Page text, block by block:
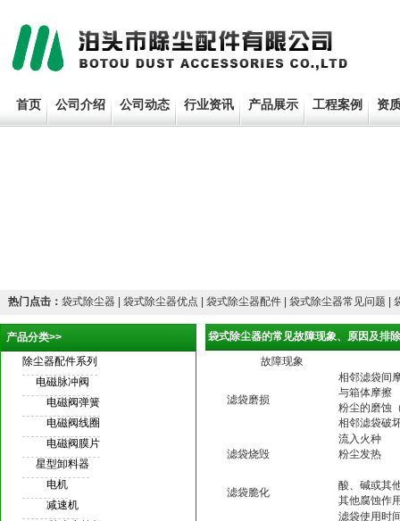
首页 公司介绍 公司动态 行业资讯 产品展示 工程案例 资
热门点击： 袋式除尘器 | 袋式除尘器优点 | 袋式除尘器配件 | 袋式除尘器常见问题 |
产品分类>>
除尘器配件系列
电磁脉冲阀
电磁阀弹簧
电磁阀线圈
电磁阀膜片
星型卸料器
电机
减速机
袋式除尘器的常见故障现象、原因及排
故障现象
滤袋磨损
相邻滤袋间
与箱体摩擦
粉尘的磨蚀
相邻滤袋破
滤袋烧毁
流入火种
粉尘发热
滤袋脆化
酸、碱或其
其他腐蚀作
滤袋使用时